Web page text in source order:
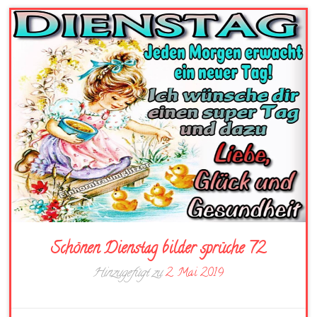
Schönen Dienstag bilder sprüche 72
Hinzugefügt zu2. Mai 2019